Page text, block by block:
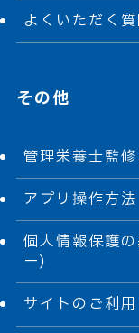
よくいただく質
その他
管理栄養士監
アプリ操作方法
個人情報保護
ー)
サイトのご利